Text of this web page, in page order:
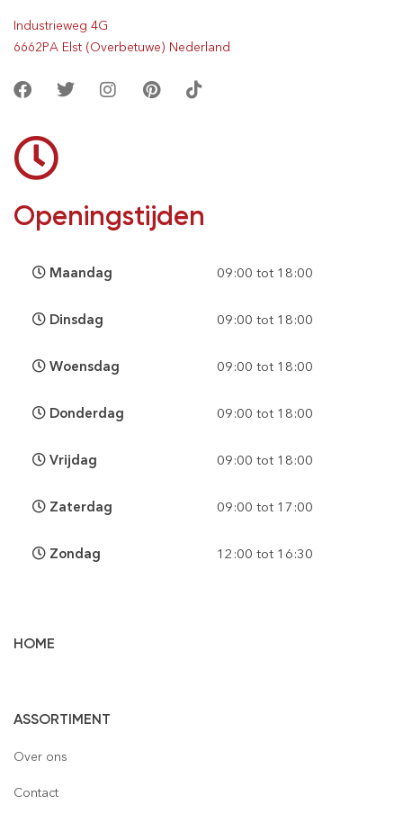
Industrieweg 4G
6662PA Elst (Overbetuwe) Nederland
HOME
ASSORTIMENT
Over ons
Contact
Openingstijden
Maandag 09:00 tot 18:00
Dinsdag 09:00 tot 18:00
Woensdag 09:00 tot 18:00
Donderdag 09:00 tot 18:00
Vrijdag 09:00 tot 18:00
Zaterdag 09:00 tot 17:00
Zondag 12:00 tot 16:30